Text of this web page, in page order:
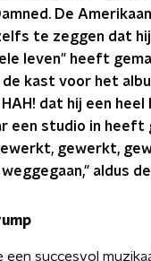
De
te zeggen dat
leven" heeft
de kast voor het
HAH! dat hij een
een studio in heeft
gewerkt,
aldus
een succesvol